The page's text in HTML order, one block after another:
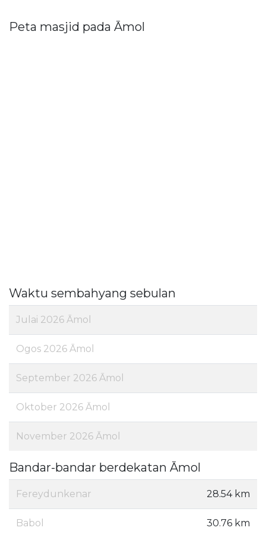
Peta masjid pada Āmol
Waktu sembahyang sebulan
Julai 2026 Āmol
Ogos 2026 Āmol
September 2026 Āmol
Oktober 2026 Āmol
November 2026 Āmol
Bandar-bandar berdekatan Āmol
Fereydunkenar 28.54 km
Babol 30.76 km